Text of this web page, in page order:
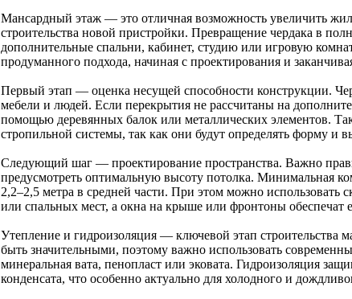
Мансардный этаж — это отличная возможность увеличить
строительства новой пристройки. Превращение чердака в
дополнительные спальни, кабинет, студию или игровую
продуманного подхода, начиная с проектирования и
Первый этап — оценка несущей способности конструкции.
мебели и людей. Если перекрытия не рассчитаны на
помощью деревянных балок или металлических элементов.
стропильной системы, так как они будут определять форму и
Следующий шаг — проектирование пространства. Важно
предусмотреть оптимальную высоту потолка. Минимальная
2,2–2,5 метра в средней части. При этом можно
или спальных мест, а окна на крыше или фронтоны обеспечат
Утепление и гидроизоляция — ключевой этап строительства
быть значительными, поэтому важно использовать
минеральная вата, пенопласт или эковата. Гидроизоляция
конденсата, что особенно актуально для холодного и